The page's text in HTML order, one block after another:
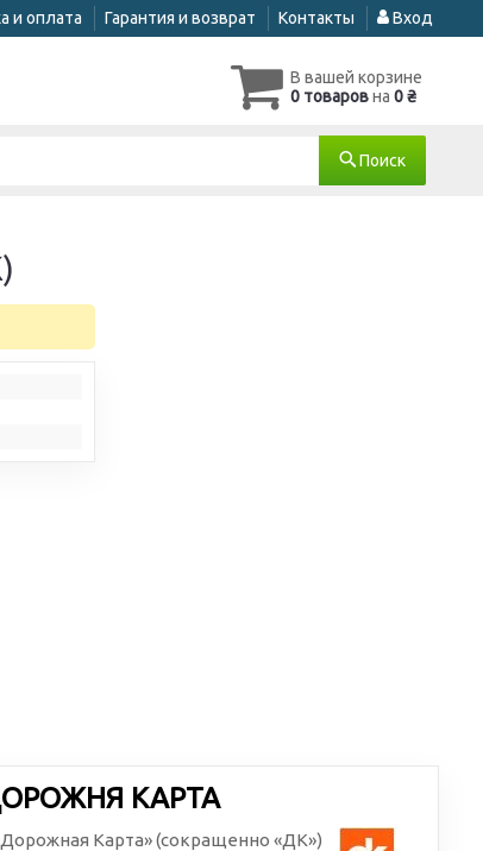
и оплата Гарантия и возврат Контакты Вход
В вашей корзине
0 товаровна 0 ₴
Поиск
КАРТА
Карта» (сокращенно «ДК»)